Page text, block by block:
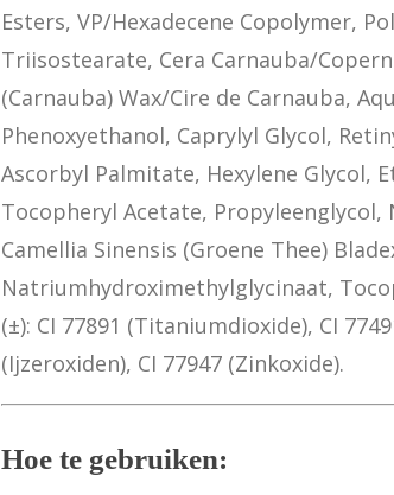
Esters, VP/Hexadecene Copolymer,
Triisostearate, Cera Carnauba/
(Carnauba) Wax/Cire de Carnauba,
Phenoxyethanol, Caprylyl Glycol,
Ascorbyl Palmitate, Hexylene Glycol,
Tocopheryl Acetate,
Camellia Sinensis (Groene Thee)
Natriumhydroximethylglycinaat,
(±): CI 77891 (Titaniumdioxide), CI
(Ijzeroxiden), CI 77947 (Zinkoxide).
Hoe te gebruiken: